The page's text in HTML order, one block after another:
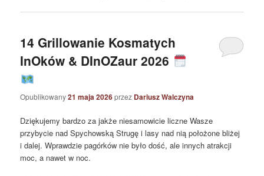
14 Grillowanie Kosmatych
InOków & DInOZaur 2026
Opublikowany21 maja 2026przez Dariusz Walczyna
Dziękujemy bardzo za jakże niesamowicie liczne Wasze
przybycie nad Spychowską Strugę i lasy nad nią położone bliżej
i dalej. Wprawdzie pagórków nie było dość, ale innych atrakcji
moc, a nawet w noc.